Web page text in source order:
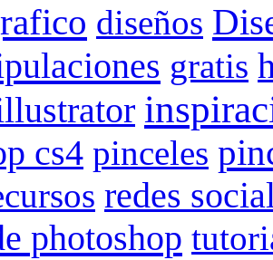
diseños
gratis
cs4 pinceles
redes
photoshop